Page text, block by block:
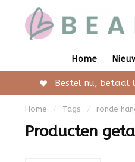
Home
Bestel nu, betaal
Home / Tags / ronde
Producten